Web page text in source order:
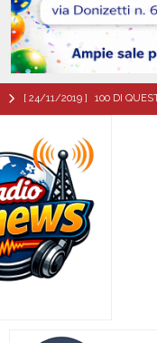
[ 24/11/2019 ] 100 DI
[ 07/08/2026 ] Visciano
MANIFESTAZIONI
[ 07/08/2026 ]
usato – abbandonato –
[ 07/08/2026 ]